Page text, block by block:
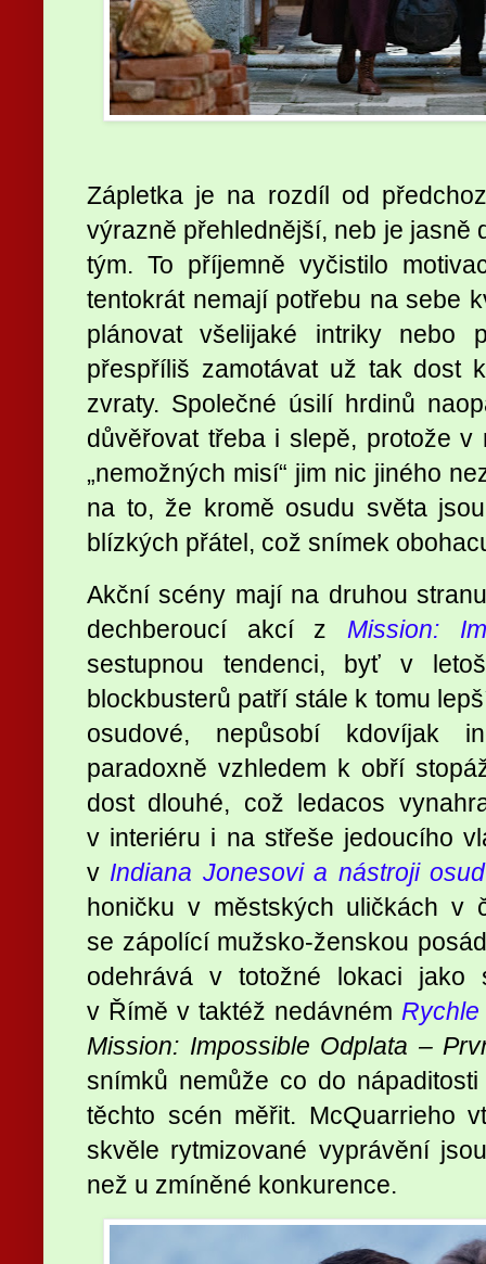
Zápletka je na rozdíl od
výrazně přehlednější, neb je jasně
tým. To příjemně vyčistilo
tentokrát nemají potřebu na sebe
plánovat všelijaké intriky nebo
přespříliš zamotávat už tak dost
zvraty. Společné úsilí hrdinů
důvěřovat třeba i slepě, protože v
„nemožných misí“ jim nic jiného
na to, že kromě osudu světa
blízkých přátel, což snímek
Akční scény mají na druhou
dechberoucí akcí z Mission:
sestupnou tendenci, byť v
blockbusterů patří stále k tomu
osudové, nepůsobí kdovíjak
paradoxně vzhledem k obří
dost dlouhé, což ledacos
v interiéru i na střeše jedoucího
v Indiana Jonesovi a nástroji
honičku v městských uličkách v
se zápolící mužsko-ženskou
odehrává v totožné lokaci jako
v Římě v taktéž nedávném
Mission: Impossible Odplata –
snímků nemůže co do
těchto scén měřit. McQuarrieho
skvěle rytmizované vyprávění
než u zmíněné konkurence.